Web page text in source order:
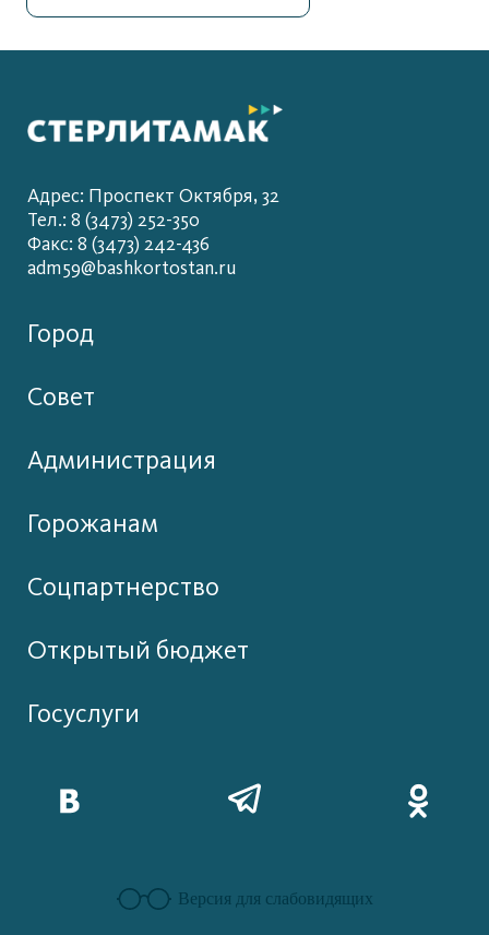
Адрес: Проспект Октября, 32
Тел.: 8 (3473) 252-350
Факс: 8 (3473) 242-436
adm59@bashkortostan.ru
Город
Совет
Администрация
Горожанам
Соцпартнерство
Открытый бюджет
Госуслуги
Версия для слабовидящих